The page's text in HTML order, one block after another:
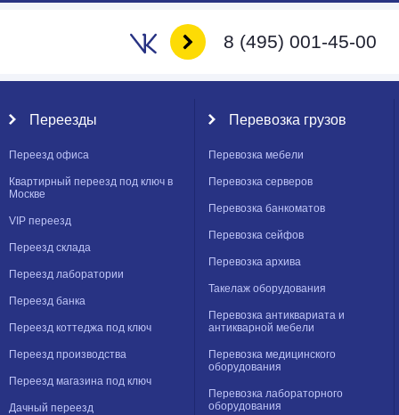
8 (495) 001-45-00
Переезды
Переезд офиса
Квартирный переезд под ключ в
Москве
VIP переезд
Переезд склада
Переезд лаборатории
Переезд банка
Переезд коттеджа под ключ
Переезд производства
Переезд магазина под ключ
Дачный переезд
Перевозка грузов
Перевозка мебели
Перевозка серверов
Перевозка банкоматов
Перевозка сейфов
Перевозка архива
Такелаж оборудования
Перевозка антиквариата и
антикварной мебели
Перевозка медицинского
оборудования
Перевозка лабораторного
оборудования